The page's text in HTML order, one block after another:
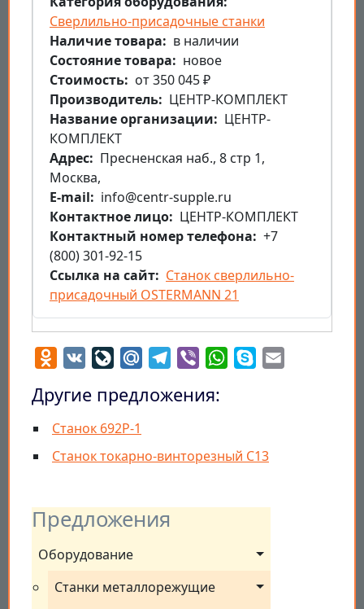
Предложения
Оборудование
Станки металлорежущие
Сверлильно-присадочные станки
Наличие товара
в наличии
Состояние товара
новое
Стоимость
от 350 045 ₽
Производитель
ЦЕНТР-КОМПЛЕКТ
Название организации
ЦЕНТР-
КОМПЛЕКТ
Aдрес
Пресненская наб., 8 стр 1,
Москва,
E-mail
info@centr-supple.ru
Контактное лицо
ЦЕНТР-КОМПЛЕКТ
Контактный номер телефона
+7
(800) 301-92-15
Ссылка на сайт
Станок сверлильно-
присадочный OSTERMANN 21
Odnoklassniki
VK LiveJournal
Mail.RuTelegram
Viber WhatsApp
Skype
Другие предложения:
Станок 692Р-1
Станок токарно-винторезный С13